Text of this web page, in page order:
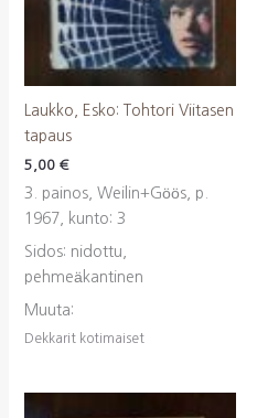
Laukko, Esko: Tohtori Viitasen
tapaus
5,00 €
3. painos, Weilin+Göös, p.
1967, kunto: 3
Sidos: nidottu,
pehmeäkantinen
Muuta:
Dekkarit kotimaiset